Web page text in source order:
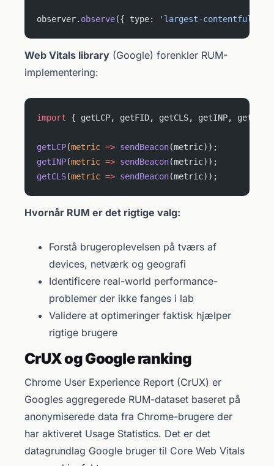
observer. observe({ type: 'largest-contentful-
Web Vitals library (Google) forenkler RUM-
implementering:
import { getLCP, getFID, getCLS, getINP,
getLCP(metric => sendBeacon(metric));
getINP(metric => sendBeacon(metric));
getCLS(metric => sendBeacon(metric));
Hvornår RUM er det rigtige valg:
Forstå brugeroplevelsen på tværs af
devices, netværk og geografi
Identificere real-world performance-
problemer der ikke fanges i lab
Validere at optimeringer faktisk hjælper
rigtige brugere
CrUX og Google ranking
Chrome User Experience Report (CrUX) er
Googles aggregerede RUM-dataset baseret på
anonymiserede data fra Chrome-brugere der
har aktiveret Usage Statistics. Det er det
datagrundlag Google bruger til Core Web Vitals